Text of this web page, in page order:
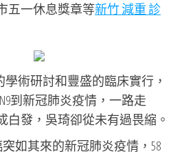
五一休息獎章等新竹 減重 診
學術研討和豐盛的臨床實行，
到新冠肺炎疫情，一路走
白發， 吳琦卻從未有過畏縮。
突如其來的新冠肺炎疫情，58